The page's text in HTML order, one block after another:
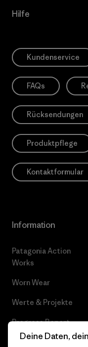
Hilfe
Kundenservice
FAQs
Rücksendungen
Produktpflege
Kontaktformular
Information
Patagonia Action
Works
Worn Wear
Werte & Projekte
Progress Report
Business Unusual
Deine Daten,